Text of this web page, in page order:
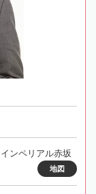
ンペリアル赤坂
地図